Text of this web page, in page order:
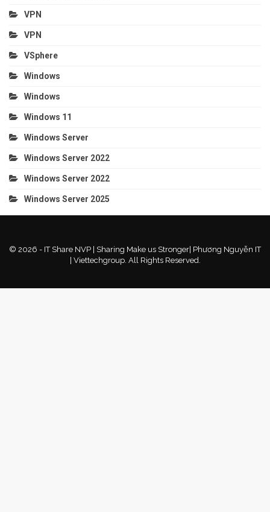
VPN
VPN
VSphere
Windows
Windows
Windows 11
Windows Server
Windows Server 2022
Windows Server 2022
Windows Server 2025
© 2026 - IT Share NVP | Sharing Make us Stronger| Phương Nguyễn IT
| Viettechgroup. All Rights Reserved.